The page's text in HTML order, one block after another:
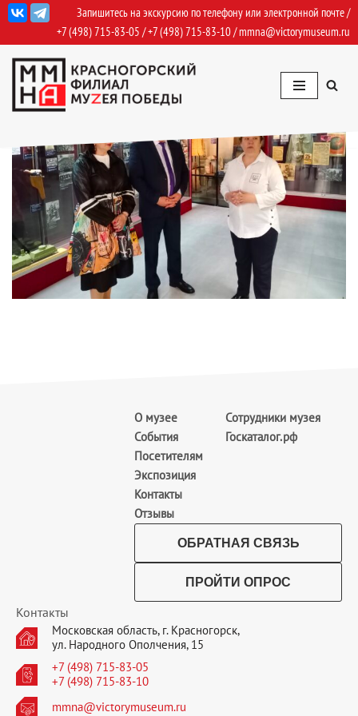
Перейти
к
содержимому
Запишитесь на экскурсию по телефону или электронной почте /
+7 (498) 715-83-05 /+7 (498) 715-83-10/mmna@victorymuseum.ru
О музее
События
Посетителям
Экспозиция
Контакты
Отзывы
Сотрудники музея
Госкаталог.рф
ОБРАТНАЯ СВЯЗЬ
ПРОЙТИ ОПРОС
Контакты
Московская область, г. Красногорск,
ул. Народного Ополчения, 15
+7 (498) 715-83-05
+7 (498) 715-83-10
mmna@victorymuseum.ru